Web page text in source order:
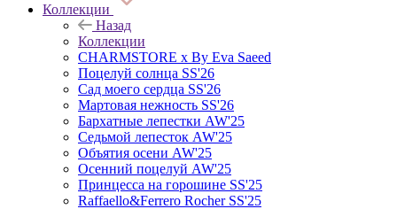
Коллекции
Назад
Коллекции
CHARMSTORE х By Eva Saeed
Поцелуй солнца SS'26
Сад моего сердца SS'26
Мартовая нежность SS'26
Бархатные лепестки AW'25
Седьмой лепесток AW'25
Объятия осени AW'25
Осенний поцелуй AW'25
Принцесса на горошине SS'25
Raffaello&Ferrero Rocher SS'25